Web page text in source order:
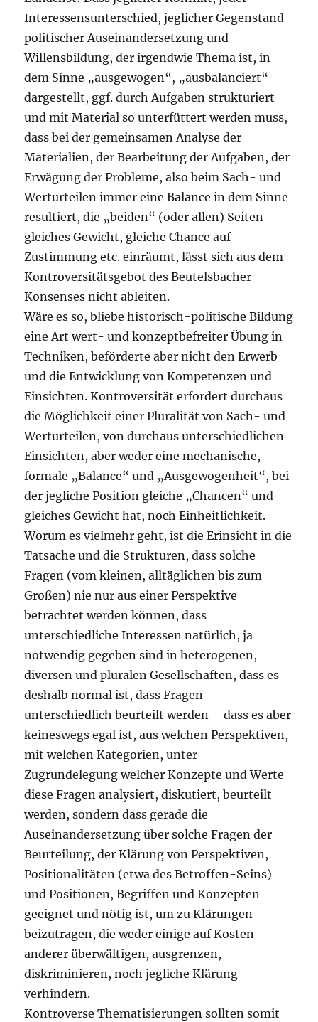
Interessensunterschied, jeglicher Gegenstand
politischer Auseinandersetzung und
Willensbildung, der irgendwie Thema ist, in
dem Sinne „ausgewogen“, „ausbalanciert“
dargestellt, ggf. durch Aufgaben strukturiert
und mit Material so unterfüttert werden muss,
dass bei der gemeinsamen Analyse der
Materialien, der Bearbeitung der Aufgaben, der
Erwägung der Probleme, also beim Sach- und
Werturteilen immer eine Balance in dem Sinne
resultiert, die „beiden“ (oder allen) Seiten
gleiches Gewicht, gleiche Chance auf
Zustimmung etc. einräumt, lässt sich aus dem
Kontroversitätsgebot des Beutelsbacher
Konsenses nicht ableiten.
Wäre es so, bliebe historisch-politische Bildung
eine Art wert- und konzeptbefreiter Übung in
Techniken, beförderte aber nicht den Erwerb
und die Entwicklung von Kompetenzen und
Einsichten. Kontroversität erfordert durchaus
die Möglichkeit einer Pluralität von Sach- und
Werturteilen, von durchaus unterschiedlichen
Einsichten, aber weder eine mechanische,
formale „Balance“ und „Ausgewogenheit“, bei
der jegliche Position gleiche „Chancen“ und
gleiches Gewicht hat, noch Einheitlichkeit.
Worum es vielmehr geht, ist die Erinsicht in die
Tatsache und die Strukturen, dass solche
Fragen (vom kleinen, alltäglichen bis zum
Großen) nie nur aus einer Perspektive
betrachtet werden können, dass
unterschiedliche Interessen natürlich, ja
notwendig gegeben sind in heterogenen,
diversen und pluralen Gesellschaften, dass es
deshalb normal ist, dass Fragen
unterschiedlich beurteilt werden – dass es aber
keineswegs egal ist, aus welchen Perspektiven,
mit welchen Kategorien, unter
Zugrundelegung welcher Konzepte und Werte
diese Fragen analysiert, diskutiert, beurteilt
werden, sondern dass gerade die
Auseinandersetzung über solche Fragen der
Beurteilung, der Klärung von Perspektiven,
Positionalitäten (etwa des Betroffen-Seins)
und Positionen, Begriffen und Konzepten
geeignet und nötig ist, um zu Klärungen
beizutragen, die weder einige auf Kosten
anderer überwältigen, ausgrenzen,
diskriminieren, noch jegliche Klärung
verhindern.
Kontroverse Thematisierungen sollten somit